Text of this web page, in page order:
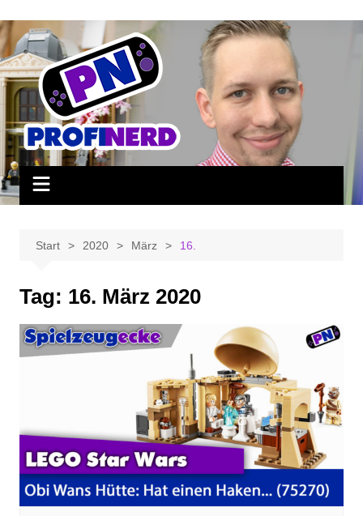
Inhalt
springen
Start 2020 März 16.
Tag: 16. März 2020